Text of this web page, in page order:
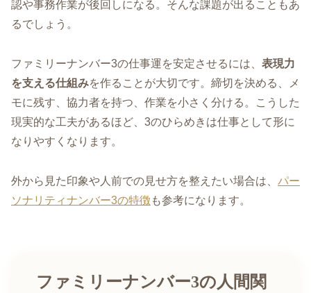
認や事務作業が後回しになる。そんな課題が出ることもあ
るでしょう。
ファミリーナンバー3の仕事運を安定させるには、 表現力
を支える仕組みを作ることが大切です。締切を決める、メ
モに残す、協力者を持つ、作業を小さく分ける。こうした
現実的な工夫があるほど、3のひらめきは仕事として形に
なりやすくなります。
外から見た印象や人前での見せ方を整えたい場合は、 パー
ソナリティナンバー3の特徴 も参考になります。
ファミリーナンバー3の人間関